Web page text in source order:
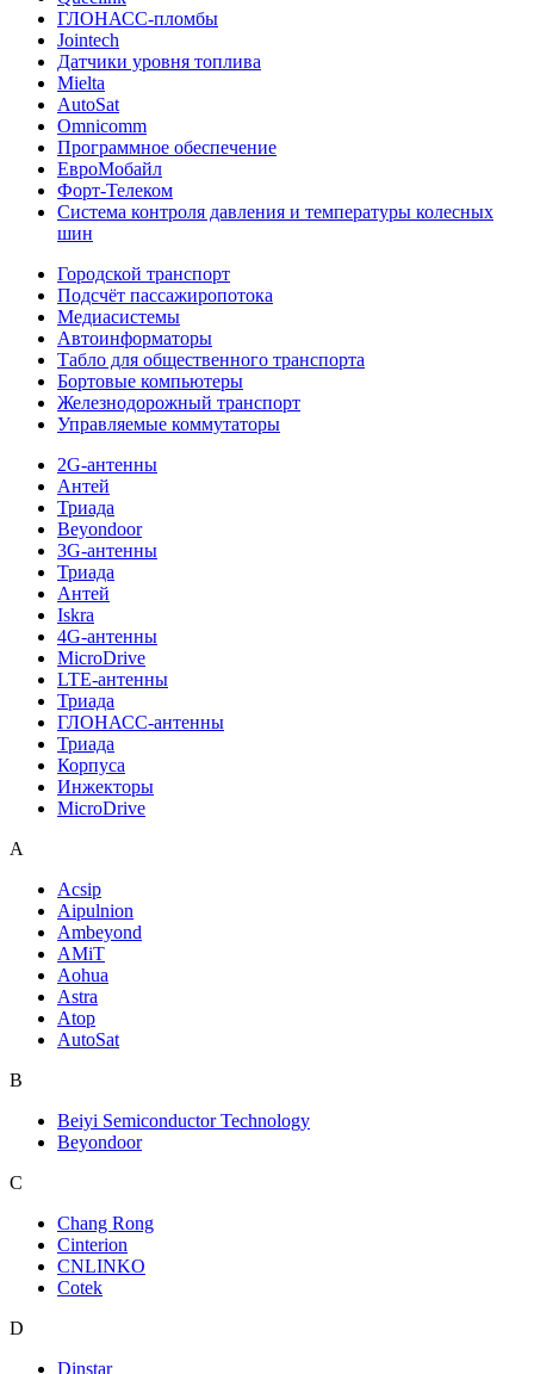
ГЛОНАСС-пломбы
Jointech
Датчики уровня топлива
Mielta
AutoSat
Omnicomm
Программное обеспечение
ЕвроМобайл
Форт-Телеком
Система контроля давления и температуры колесных
шин
Городской транспорт
Подсчёт пассажиропотока
Медиасистемы
Автоинформаторы
Табло для общественного транспорта
Бортовые компьютеры
Железнодорожный транспорт
Управляемые коммутаторы
2G-антенны
Антей
Триада
Beyondoor
3G-антенны
Триада
Антей
Iskra
4G-антенны
MicroDrive
LTE-антенны
Триада
ГЛОНАСС-антенны
Триада
Корпуса
Инжекторы
MicroDrive
A
Acsip
Aipulnion
Ambeyond
AMiT
Aohua
Astra
Atop
AutoSat
B
Beiyi Semiconductor Technology
Beyondoor
C
Chang Rong
Cinterion
CNLINKO
Cotek
D
Dinstar